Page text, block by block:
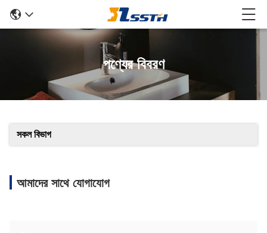
পণ্যের বিবরণ
সকল বিভাগ
আমাদের সাথে যোগাযোগ